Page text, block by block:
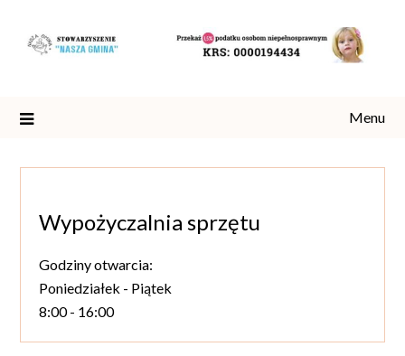
content
Menu
Wypożyczalnia sprzętu
Godziny otwarcia:
Poniedziałek - Piątek
8:00 - 16:00